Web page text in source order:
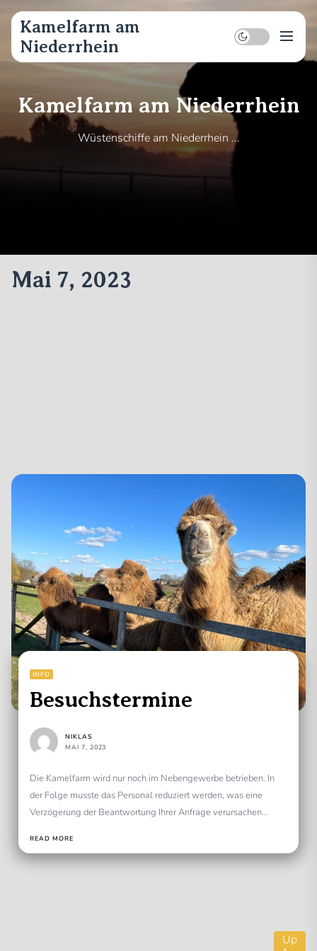
Skip
content
Kamelfarm am Niederrhein
Wüstenschiffe am Niederrhein ...
Kamelfarm am
Niederrhein
Mai 7, 2023
INFO
Besuchstermine
NIKLAS
MAI 7, 2023
Die Kamelfarm wird nur noch im Nebengewerbe betrieben. In
der Folge musste das Personal reduziert werden, was eine
Verzögerung der Beantwortung Ihrer Anfrage verursachen
READ MORE
Up